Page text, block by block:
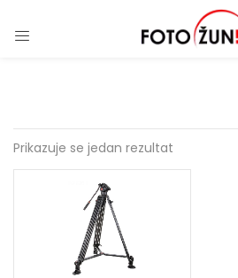
Prikazuje se jedan rezultat